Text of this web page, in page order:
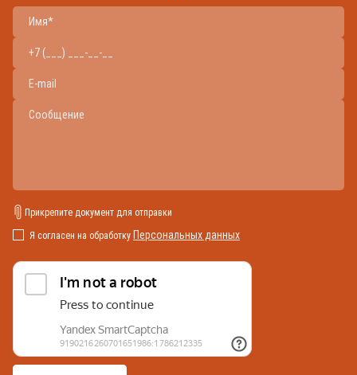
Прикрепите документ для отправки
Я согласен на обработку Персональных данных